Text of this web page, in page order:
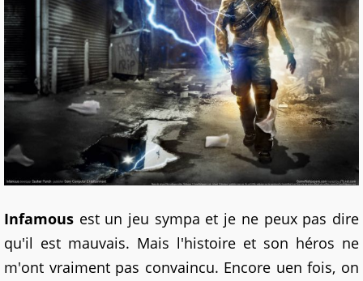
Infamous est un jeu sympa et je ne peux pas dire
qu'il est mauvais. Mais l'histoire et son héros ne
m'ont vraiment pas convaincu. Encore uen fois, on